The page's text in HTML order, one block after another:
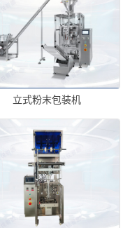
立式粉末包装机